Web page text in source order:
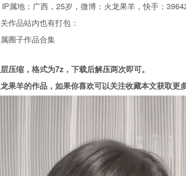
属地：广西，25岁，微博：火龙果羊，快手：
作品站内也有打包：
圈子作品合集
压缩，格式为7z，下载后解压两次即可。
果羊的作品，如果你喜欢可以关注收藏本文获取更